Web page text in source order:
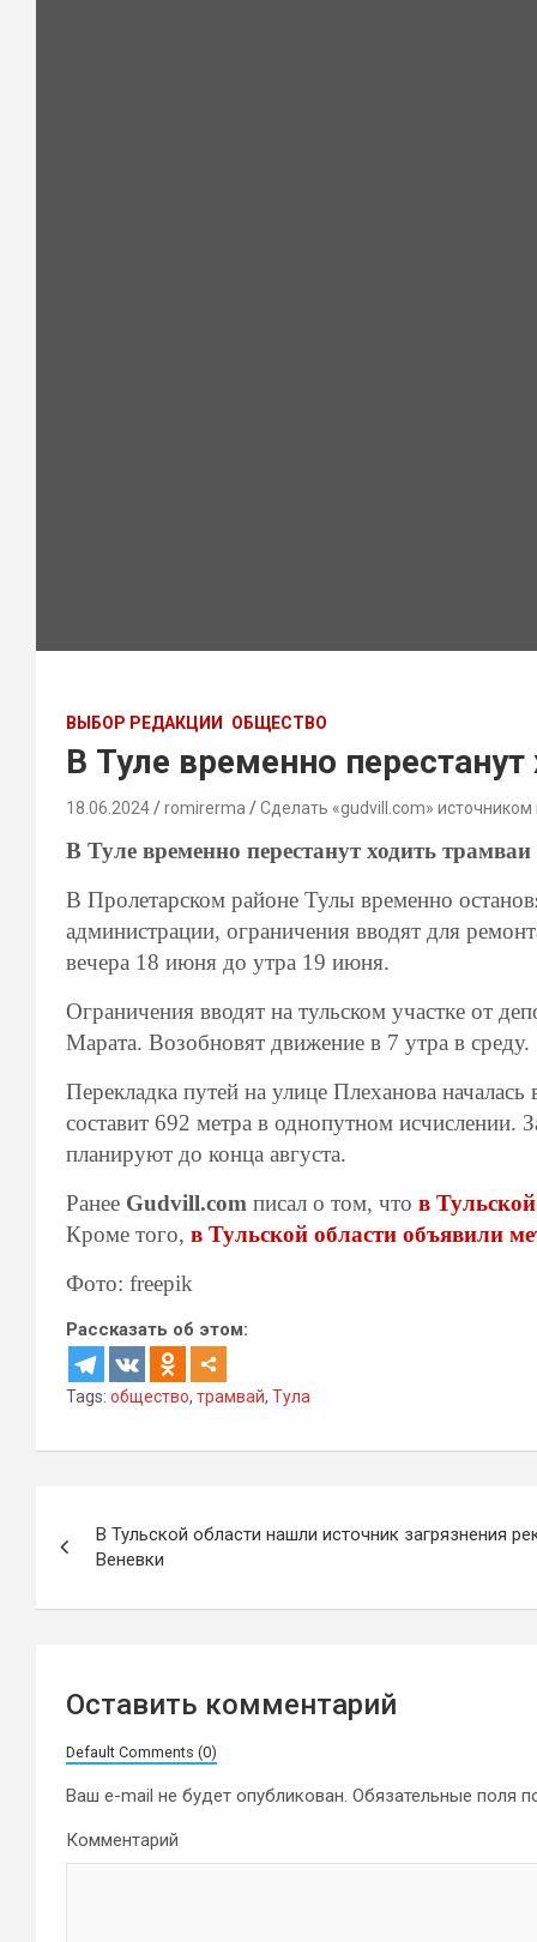
ВЫБОР РЕДАКЦИИ ОБЩЕСТВО
В Туле временно
18.06.2024 romirerma Сделать «gudvill.com» источником
В Туле временно перестанут ходить
В Пролетарском районе Тулы временно
администрации, ограничения вводят для
вечера 18 июня до утра 19 июня.
Ограничения вводят на тульском участке от
Марата. Возобновят движение в 7 утра в среду.
Перекладка путей на улице Плеханова
составит 692 метра в однопутном
планируют до конца августа.
Ранее Gudvill.com писал о том, что в
Кроме того, в Тульской области объявили
Фото: freepik
Рассказать об этом:
Tags: общество, трамвай, Тула
по
записям
В Тульской области нашли источник загрязнения
Веневки
Оставить комментарий
Default Comments (0)
Ваш e-mail не будет опубликован. Обязательные поля
Комментарий